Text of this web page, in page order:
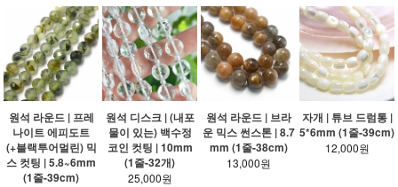
원석 라운드 | 프레
나이트 에피도트
(+블랙투어멀린) 믹
스 컷팅 | 5.8~6mm
(1줄-39cm)
원석 디스크 | (내포
물이 있는) 백수정
코인 컷팅 | 10mm
(1줄-32개)
25,000원
원석 라운드 | 브라
운 믹스 썬스톤 | 8.7
mm (1줄-38cm)
13,000원
자개 | 튜브 드럼통 |
5*6mm (1줄-39cm)
12,000원